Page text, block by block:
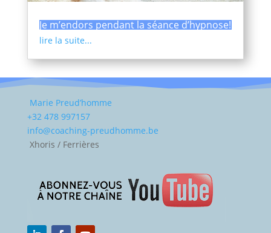
Je m’endors pendant la séance d’hypnose!
lire la suite...
Marie Preud’homme
+32 478 997157
info@coaching-preudhomme.be
Xhoris / Ferrières